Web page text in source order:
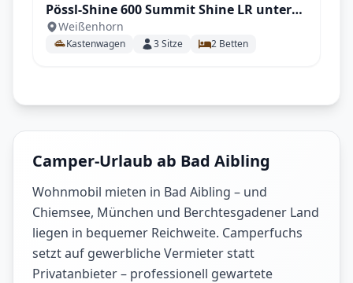
Pössl-Shine 600 Summit Shine LR unter
6m! Automatik
Weißenhorn
Kastenwagen 3Sitze 2 Betten
Camper-Urlaub ab Bad Aibling
Wohnmobil mieten in Bad Aibling – und
Chiemsee, München und Berchtesgadener Land
liegen in bequemer Reichweite. Camperfuchs
setzt auf gewerbliche Vermieter statt
Privatanbieter – professionell gewartete